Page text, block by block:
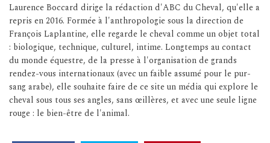
Laurence Boccard dirige la rédaction d'ABC du Cheval, qu'elle a
repris en 2016. Formée à l'anthropologie sous la direction de
François Laplantine, elle regarde le cheval comme un objet total
: biologique, technique, culturel, intime. Longtemps au contact
du monde équestre, de la presse à l'organisation de grands
rendez-vous internationaux (avec un faible assumé pour le pur-
sang arabe), elle souhaite faire de ce site un média qui explore le
cheval sous tous ses angles, sans œillères, et avec une seule ligne
rouge : le bien-être de l'animal.